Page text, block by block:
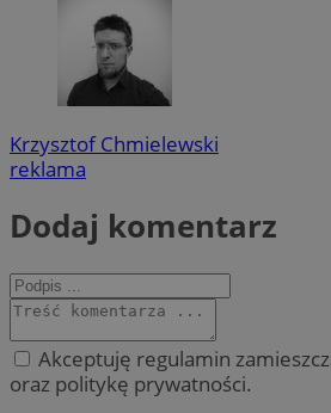
Krzysztof Chmielewski
reklama
Dodaj komentarz
Akceptuję regulamin
oraz politykę prywatności.